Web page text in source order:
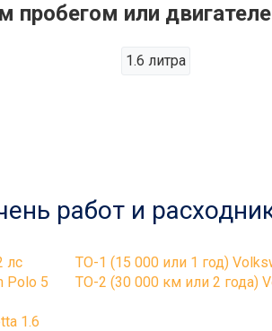
пробегом или
1.6 литра
работ и
лс
Polo 5
ТО-1 (15 000 или 1 год)
ТО-2 (30 000 км или 2 года)
1.6